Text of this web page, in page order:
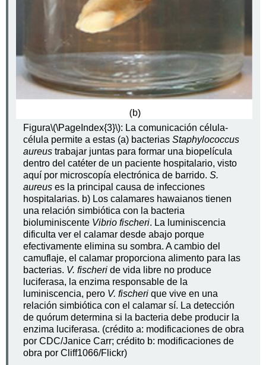
Figura\(\PageIndex{3}\): La comunicación célula-
célula permite a estas (a) bacteriasStaphylococcus
aureus trabajar juntas para formar una biopelícula
dentro del catéter de un paciente hospitalario, visto
aquí por microscopía electrónica de barrido.S.
aureus es la principal causa de infecciones
hospitalarias. b) Los calamares hawaianos tienen
una relación simbiótica con la bacteria
bioluminiscente Vibrio fischeri. La luminiscencia
dificulta ver el calamar desde abajo porque
efectivamente elimina su sombra. A cambio del
camuflaje, el calamar proporciona alimento para las
bacterias. V. fischeri de vida libre no produce
luciferasa, la enzima responsable de la
luminiscencia, pero V. fischeri que vive en una
relación simbiótica con el calamar sí. La detección
de quórum determina si la bacteria debe producir la
enzima luciferasa. (crédito a: modificaciones de obra
por CDC/Janice Carr; crédito b: modificaciones de
obra por Cliff1066/Flickr)